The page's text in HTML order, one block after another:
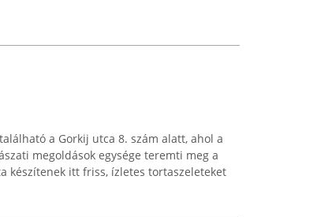
a Gorkij utca 8. szám alatt, ahol a
megoldások egysége teremti meg a
készítenek itt friss, ízletes tortaszeleteket